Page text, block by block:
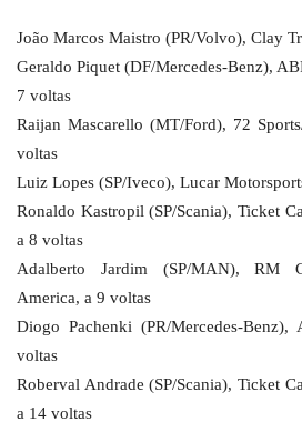
João Marcos Maistro (PR/Volvo), Clay
Geraldo Piquet (DF/Mercedes-Benz),
7 voltas
Raijan Mascarello (MT/Ford), 72
voltas
Luiz Lopes (SP/Iveco), Lucar
Ronaldo Kastropil (SP/Scania), Ticket
a 8 voltas
Adalberto Jardim (SP/MAN), RM
America, a 9 voltas
Diogo Pachenki (PR/Mercedes-
voltas
Roberval Andrade (SP/Scania), Ticket
a 14 voltas